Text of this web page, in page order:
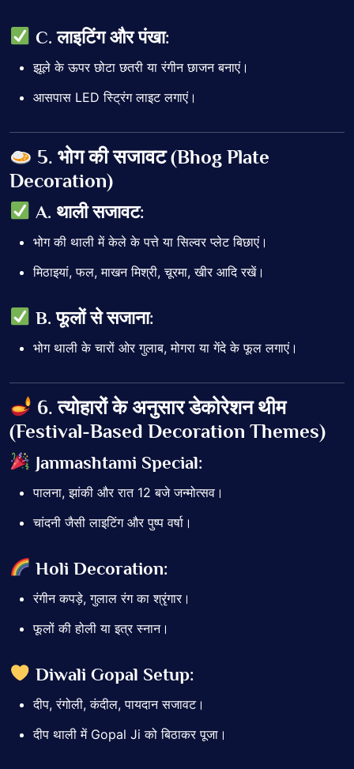
C. लाइटिंग और पंखा:
झूले के ऊपर छोटा छतरी या रंगीन छाजन बनाएं।
आसपास LED स्ट्रिंगलाइट लगाएं।
5. भोग की सजावट (Bhog Plate
Decoration)
A. थाली सजावट:
भोग की थाली में केले के पत्ते या सिल्वर प्लेट बिछाएं।
मिठाइयां, फल, माखन मिश्री, चूरमा, खीर आदि रखें।
B. फूलों से सजाना:
भोग थाली के चारों ओर गुलाब, मोगरा या गेंदे के फूल लगाएं।
6. त्योहारों के अनुसार डेकोरेशन थीम
(Festival-Based Decoration Themes)
Janmashtami Special:
पालना, झांकी और रात 12 बजे जन्मोत्सव।
चांदनी जैसी लाइटिंग और पुष्प वर्षा।
Holi Decoration:
रंगीन कपड़े, गुलाल रंग का श्रृंगार।
फूलों की होली या इत्र स्नान।
Diwali Gopal Setup:
दीप, रंगोली, कंदील, पायदान सजावट।
दीप थाली में Gopal Ji को बिठाकर पूजा।